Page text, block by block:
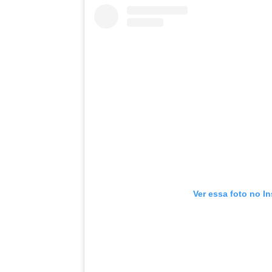
Ver essa foto no